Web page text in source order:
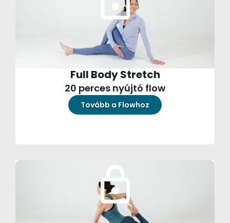
Full Body Stretch
20 perces nyújtó flow
Tovább a Flowhoz